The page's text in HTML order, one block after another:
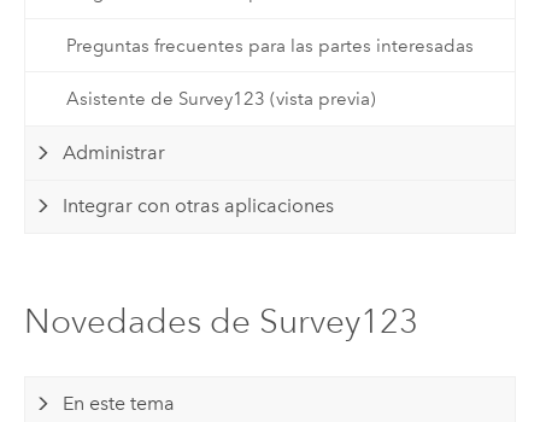
Preguntas frecuentes para las partes interesadas
Asistente de Survey123 (vista previa)
Administrar
Integrar con otras aplicaciones
Novedades de Survey123
En este tema